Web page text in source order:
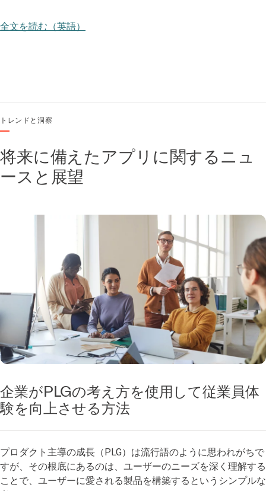
全文を読む（英語）
トレンドと洞察
将来に備えたアプリに関するニュ
ースと展望
企業がPLGの考え方を使用して従業員体
験を向上させる方法
プロダクト主導の成長（PLG）は流行語のように思われがちで
すが、その根底にあるのは、ユーザーのニーズを深く理解する
ことで、ユーザーに愛される製品を構築するというシンプルな